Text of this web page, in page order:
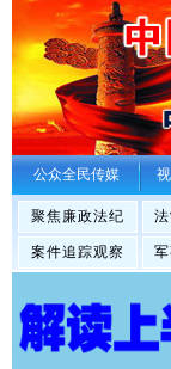
公众全民传媒
聚焦廉政法纪
案件追踪观察